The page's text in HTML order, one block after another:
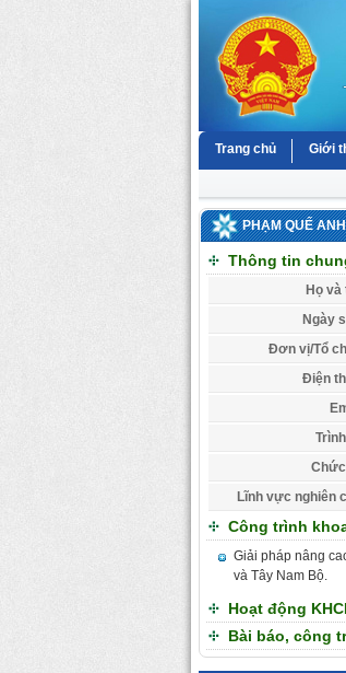
Trang chủ Giới
PHẠM QUẾ ANH
Thông tin
Họ và
Ngày
Đơn vị/Tổ
Điện
Lĩnh vực nghiên
Công trình
Giải pháp nâng
và Tây Nam Bộ.
Hoạt động
Bài báo, công